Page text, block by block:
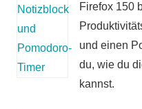
Firefox 150
und einen
du, wie du
kannst.